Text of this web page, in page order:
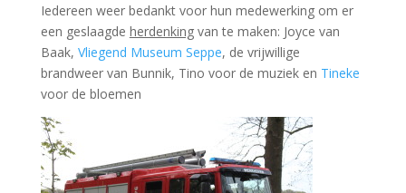
Iedereen weer bedankt voor hun medewerkingom er
een geslaagde herdenkingvante maken: Joyce van
Baak, Vliegend Museum Seppe, de vrijwillige
brandweervan Bunnik, Tino voor de muzieken Tineke
voor de bloemen